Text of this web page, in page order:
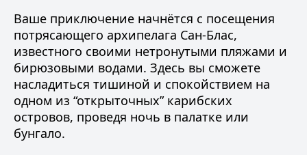
Ваше приключение начнётся с посещения
потрясающего архипелага Сан-Блас,
известного своими нетронутыми пляжами и
бирюзовыми водами. Здесь вы сможете
насладиться тишиной и спокойствием на
одном из “открыточных” карибских
островов, проведя ночь в палатке или
бунгало.